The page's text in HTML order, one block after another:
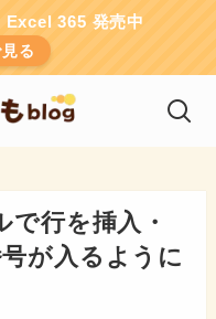
365 発売中
る
で行を挿入・
が入るように